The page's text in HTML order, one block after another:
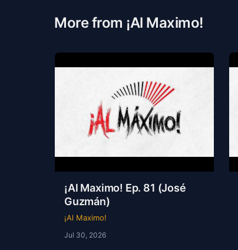
More from ¡Al Maximo!
¡Al Maximo! Ep. 81 (José
Guzmán)
¡Al Maximo!
Jul 30, 2026